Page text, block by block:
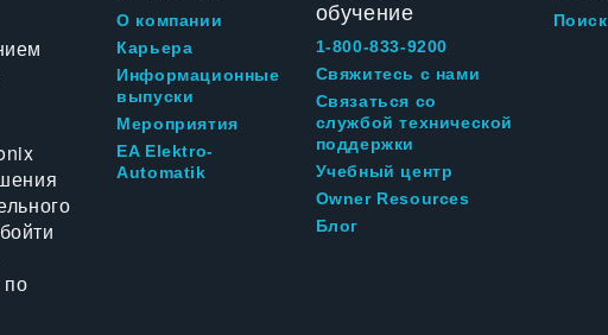
О компании
Карьера
Информационные
выпуски
Мероприятия
EA Elektro-
Automatik
обучение
1-800-833-9200
Свяжитесь с нами
Связаться со
службой технической
поддержки
Учебный центр
Owner Resources
Блог